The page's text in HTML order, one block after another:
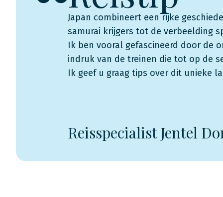
Japan combineert een rijke
samurai krijgers tot de verbeelding
Ik ben vooral gefascineerd door de
indruk van de treinen die tot op de
Ik geef u graag tips over dit unieke
Reisspecialist Jentel